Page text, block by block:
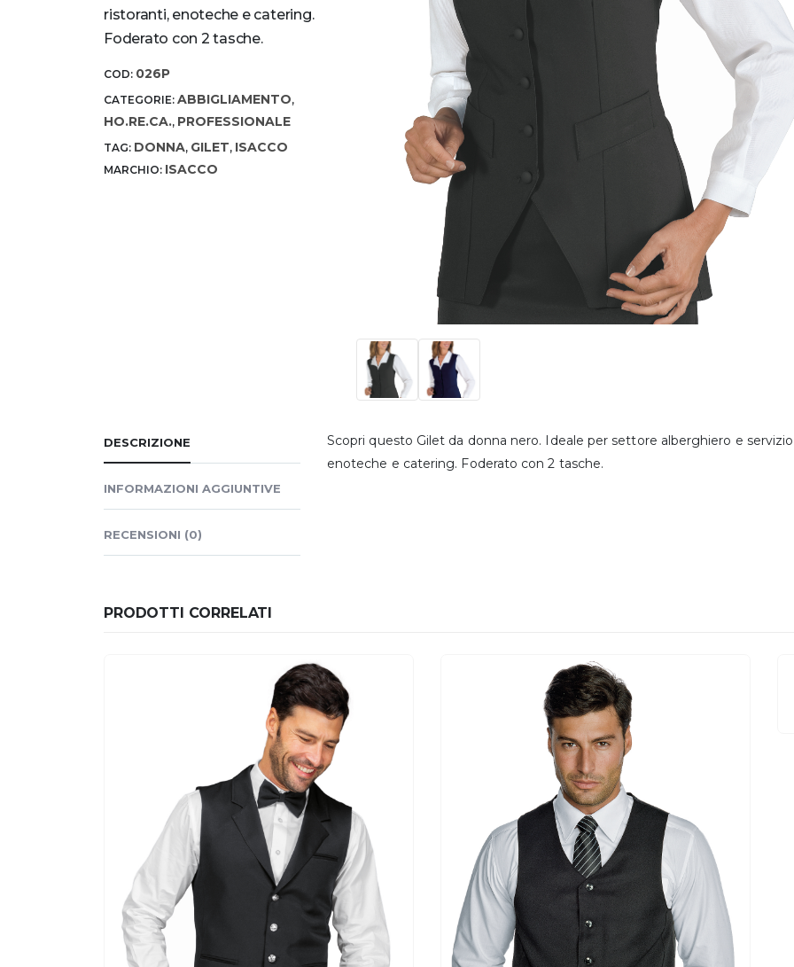
ristoranti, enoteche e catering.
Foderato con 2 tasche.
COD: 026P
CATEGORIE: ABBIGLIAMENTO,
HO.RE.CA., PROFESSIONALE
TAG: DONNA, GILET, ISACCO
MARCHIO: ISACCO
DESCRIZIONE
INFORMAZIONI AGGIUNTIVE
RECENSIONI (0)
Scopri questo Gilet da donna nero. Ideale per settore alberghiero e
enoteche e catering. Foderato con 2 tasche.
PRODOTTI CORRELATI